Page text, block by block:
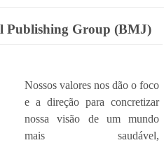
Publishing Group (BMJ)
Nossos valores nos dão o foco
e a direção para concretizar
nossa visão de um mundo
mais saudável,